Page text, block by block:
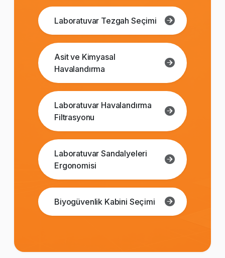
Laboratuvar Tezgah Seçimi
Asit ve Kimyasal
Havalandırma
Laboratuvar Havalandırma
Filtrasyonu
Laboratuvar Sandalyeleri
Ergonomisi
Biyogüvenlik Kabini Seçimi